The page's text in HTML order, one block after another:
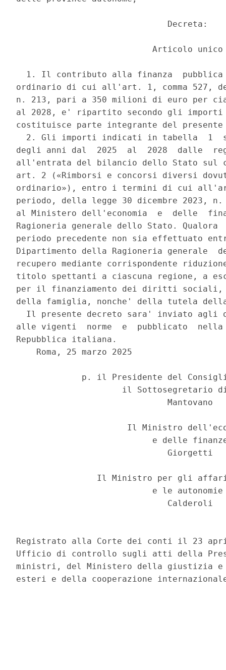
                              Decreta:
Articolo
1. Il contributo alla finanza
ordinario di cui all'art. 1, comma 527,
n. 213, pari a 350 milioni di euro per
al 2028, e' ripartito secondo gli
costituisce parte integrante del presente
2. Gli importi indicati in tabella  1
degli anni dal  2025  al  2028  dalle
all'entrata del bilancio dello Stato sul
art. 2 («Rimborsi e concorsi diversi
ordinario»), entro i termini di cui
periodo, della legge 30 dicembre 2023, n.
al Ministero dell'economia  e  delle
Ragioneria generale dello Stato.
periodo precedente non sia
Dipartimento della Ragioneria generale
recupero mediante corrispondente
titolo spettanti a ciascuna regione, a
per il finanziamento dei diritti
della famiglia, nonche' della tutela
Il presente decreto sara' inviato agli
alle vigenti  norme  e  pubblicato
Repubblica italiana.
    Roma, 25 marzo 2025
p. il Presidente del
il Sottosegretario
                              Mantovano
Il Ministro
e delle
                              Giorgetti
Il Ministro per gli
e le
                              Calderoli
Registrato alla Corte dei conti il 23
Ufficio di controllo sugli atti della
ministri, del Ministero della giustizia